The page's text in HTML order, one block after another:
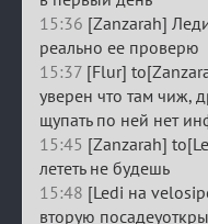
15:36 [Zanzarah]
реально ее проверю
15:37 [Flur]
уверен что там чиж,
щупать по ней нет
15:45 [Zanzarah]
лететь не будешь
15:48 [Ledi на
вторую